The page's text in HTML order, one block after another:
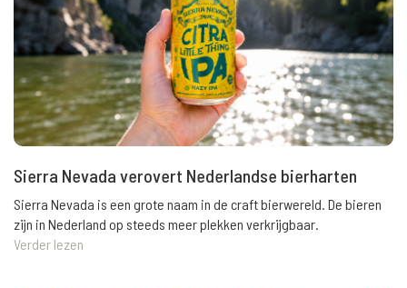
Sierra Nevada verovert Nederlandse bierharten
Sierra Nevada is een grote naam in de craft bierwereld. De bieren
zijn in Nederland op steeds meer plekken verkrijgbaar.
Verder lezen